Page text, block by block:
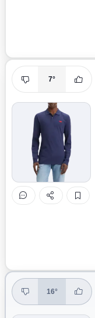
7°
16°